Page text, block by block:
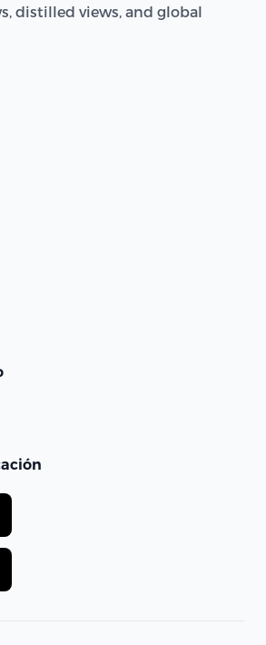
distilled views, and global